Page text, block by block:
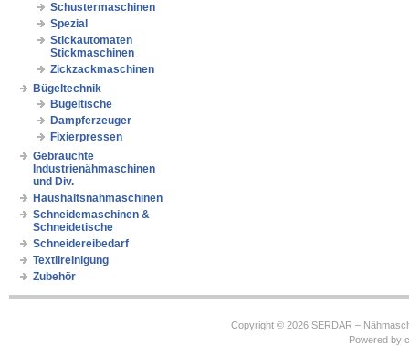
Schustermaschinen
Spezial
Stickautomaten
Stickmaschinen
Zickzackmaschinen
Bügeltechnik
Bügeltische
Dampferzeuger
Fixierpressen
Gebrauchte
Industrienähmaschinen
und Div.
Haushaltsnähmaschinen
Schneidemaschinen &
Schneidetische
Schneidereibedarf
Textilreinigung
Zubehör
Copyright © 2026 SERDAR –
Powered by